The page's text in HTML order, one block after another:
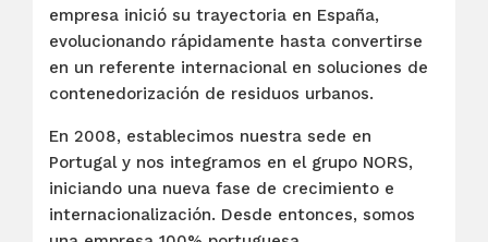
empresa inició su trayectoria en España,
evolucionando rápidamente hasta convertirse
en un referente internacional en soluciones de
contenedorización de residuos urbanos.
En 2008, establecimos nuestra sede en
Portugal y nos integramos en el grupo NORS,
iniciando una nueva fase de crecimiento e
internacionalización. Desde entonces, somos